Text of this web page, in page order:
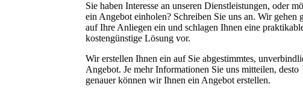
Sie haben Interesse an unseren Dienstleistungen, oder
ein Angebot einholen? Schreiben Sie uns an. Wir gehen
auf Ihre Anliegen ein und schlagen Ihnen eine
kostengünstige Lösung vor.
Wir erstellen Ihnen ein auf Sie abgestimmtes,
Angebot. Je mehr Informationen Sie uns mitteilen, desto
genauer können wir Ihnen ein Angebot erstellen.